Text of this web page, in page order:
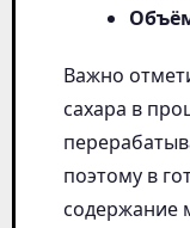
Важно
сахара в
поэтому в
содержание